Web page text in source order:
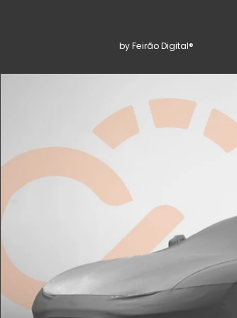
by Feirão Digital®